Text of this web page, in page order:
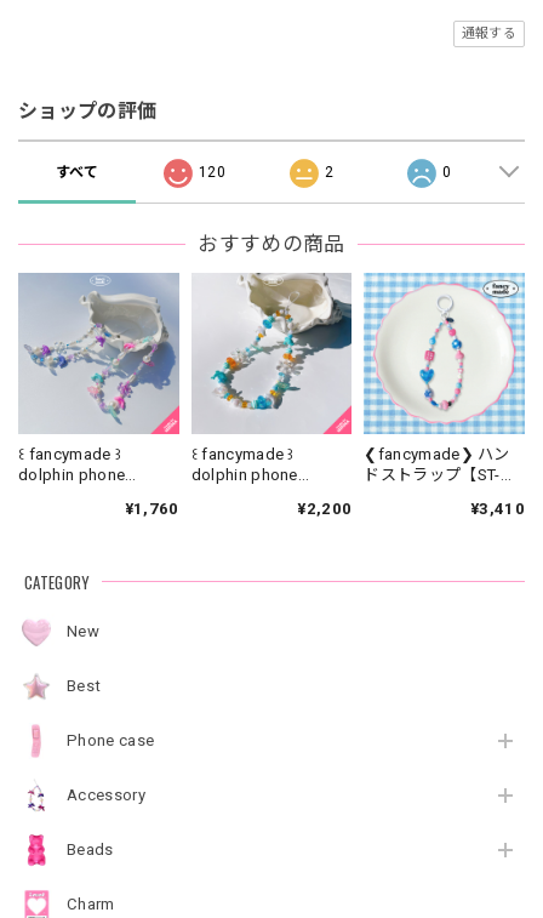
通報する
ショップの評価
すべて 120 2 0
おすすめの商品
꒰ fancymade ꒱
dolphin phone
¥1,760
꒰ fancymade ꒱
dolphin phone
¥2,200
❮fancymade❯ ハン
ドストラップ【ST-
¥3,410
CATEGORY
New
Best
Phone case
Accessory
Beads
Charm